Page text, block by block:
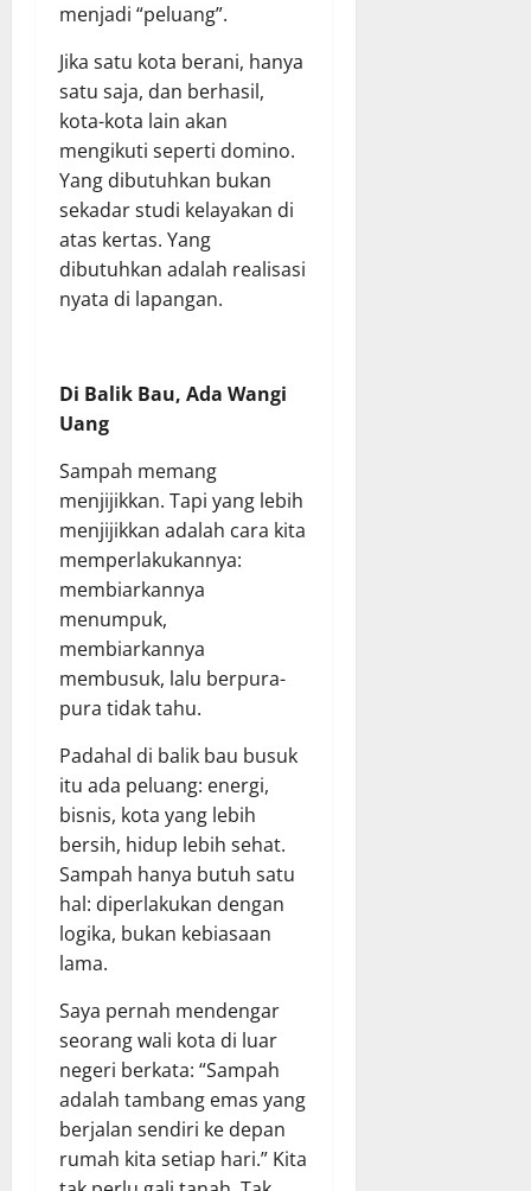
menjadi “peluang”.
Jika satu kota berani, hanya
satu saja, dan berhasil,
kota-kota lain akan
mengikuti seperti domino.
Yang dibutuhkan bukan
sekadar studi kelayakan di
atas kertas. Yang
dibutuhkan adalah realisasi
nyata di lapangan.
Di Balik Bau, Ada Wangi
Uang
Sampah memang
menjijikkan. Tapi yang lebih
menjijikkan adalah cara kita
memperlakukannya:
membiarkannya
menumpuk,
membiarkannya
membusuk, lalu berpura-
pura tidak tahu.
Padahal di balik bau busuk
itu ada peluang: energi,
bisnis, kota yang lebih
bersih, hidup lebih sehat.
Sampah hanya butuh satu
hal: diperlakukan dengan
logika, bukan kebiasaan
lama.
Saya pernah mendengar
seorang wali kota di luar
negeri berkata: “Sampah
adalah tambang emas yang
berjalan sendiri ke depan
rumah kita setiap hari.” Kita